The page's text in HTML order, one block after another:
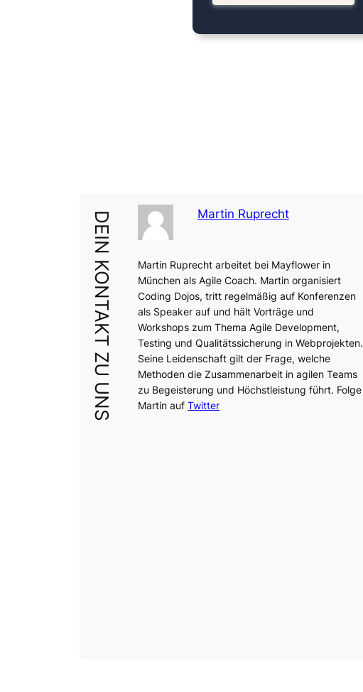
DEIN KONTAKT ZU UNS Martin Ruprecht
Martin Ruprecht arbeitet bei Mayflower in
München als Agile Coach. Martin organisiert
Coding Dojos, tritt regelmäßig auf Konferenzen
als Speaker auf und hält Vorträge und
Workshops zum Thema Agile Development,
Testing und Qualitätssicherung in Webprojekten.
Seine Leidenschaft gilt der Frage, welche
Methoden die Zusammenarbeit in agilen Teams
zu Begeisterung und Höchstleistung führt. Folge
Martin aufTwitter